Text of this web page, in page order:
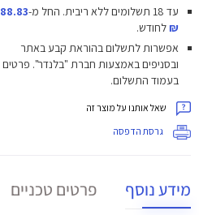
עד 18 תשלומים ללא ריבית.
החל מ-88.83
₪לחודש.
אפשרות לתשלום בהוראת קבע באתר
ובסניפים באמצעות חברת "בלנדר". פרטים
בעמוד התשלום.
שאל אותנו על מוצר זה
גרסת הדפסה
מידע נוסף פרטים טכניים